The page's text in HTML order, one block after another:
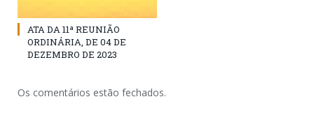
ATA DA 11ª REUNIÃO
ORDINÁRIA, DE 04 DE
DEZEMBRO DE 2023
Os comentários estão fechados.